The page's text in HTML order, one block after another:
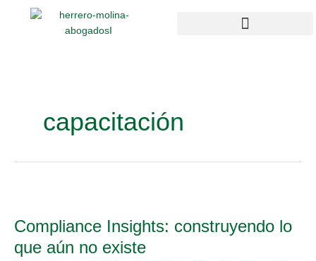
capacitación
Compliance Insights: construyendo lo
que aún no existe
construyendo
que